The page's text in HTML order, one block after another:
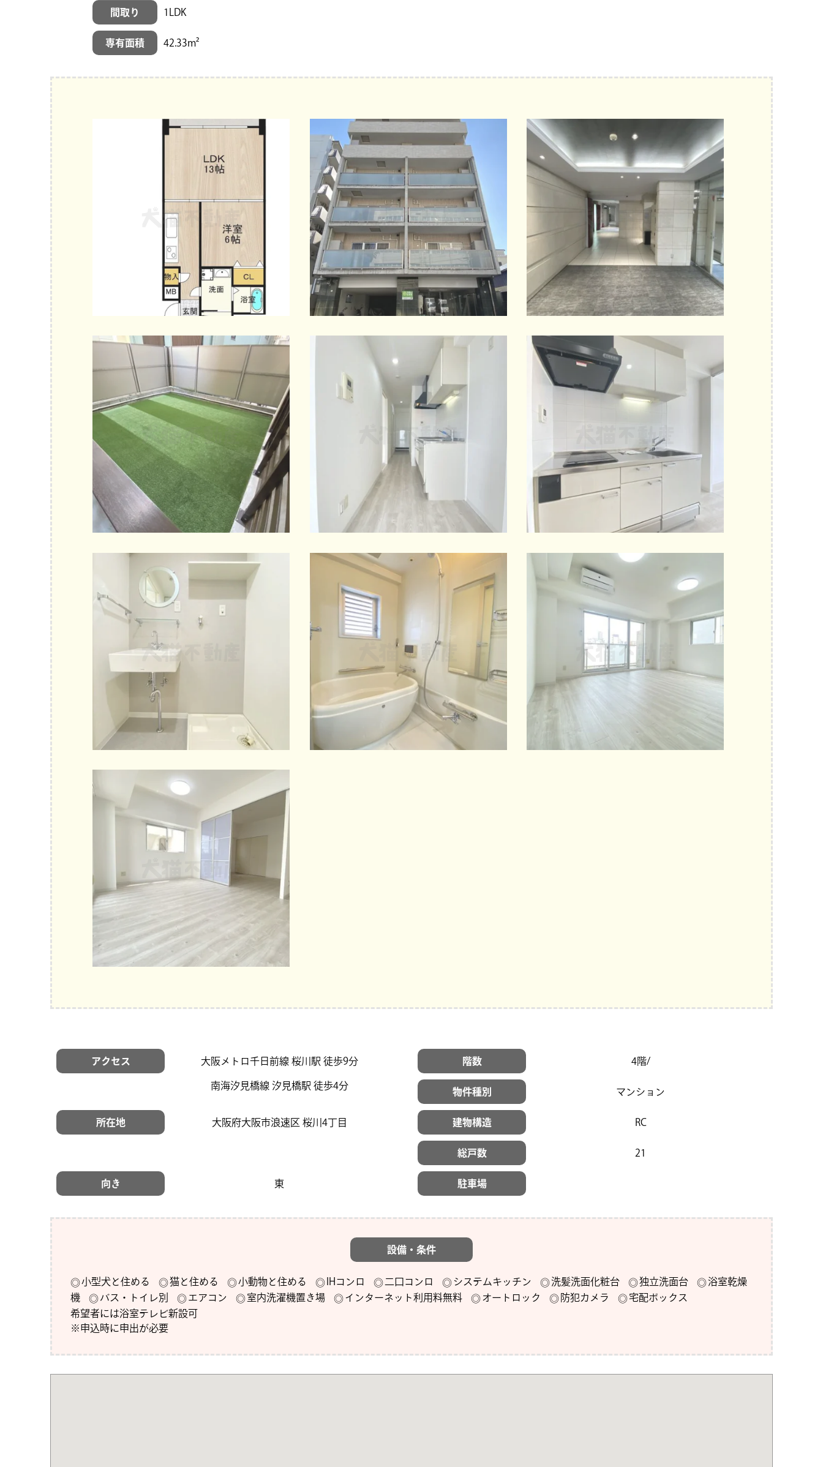
間取り 1LDK
専有面積 42.33m²
アクセス 大阪メトロ千日前線 桜川駅 徒歩9分
南海汐見橋線 汐見橋駅 徒歩4分
所在地 大阪府大阪市浪速区 桜川4丁目
向き 東
階数 4階/
物件種別 マンション
建物構造 RC
総戸数 21
駐車場
設備・条件
小型犬と住める 猫と住める 小動物と住める IHコンロ 二口コンロ システムキッチン 洗髪洗面化粧台 独立洗面台
浴室乾燥
機
バス・トイレ別 エアコン 室内洗濯機置き場 インターネット利用料無料 オートロック 防犯カメラ
宅配ボックス
希望者には浴室テレビ新設可
※申込時に申出が必要